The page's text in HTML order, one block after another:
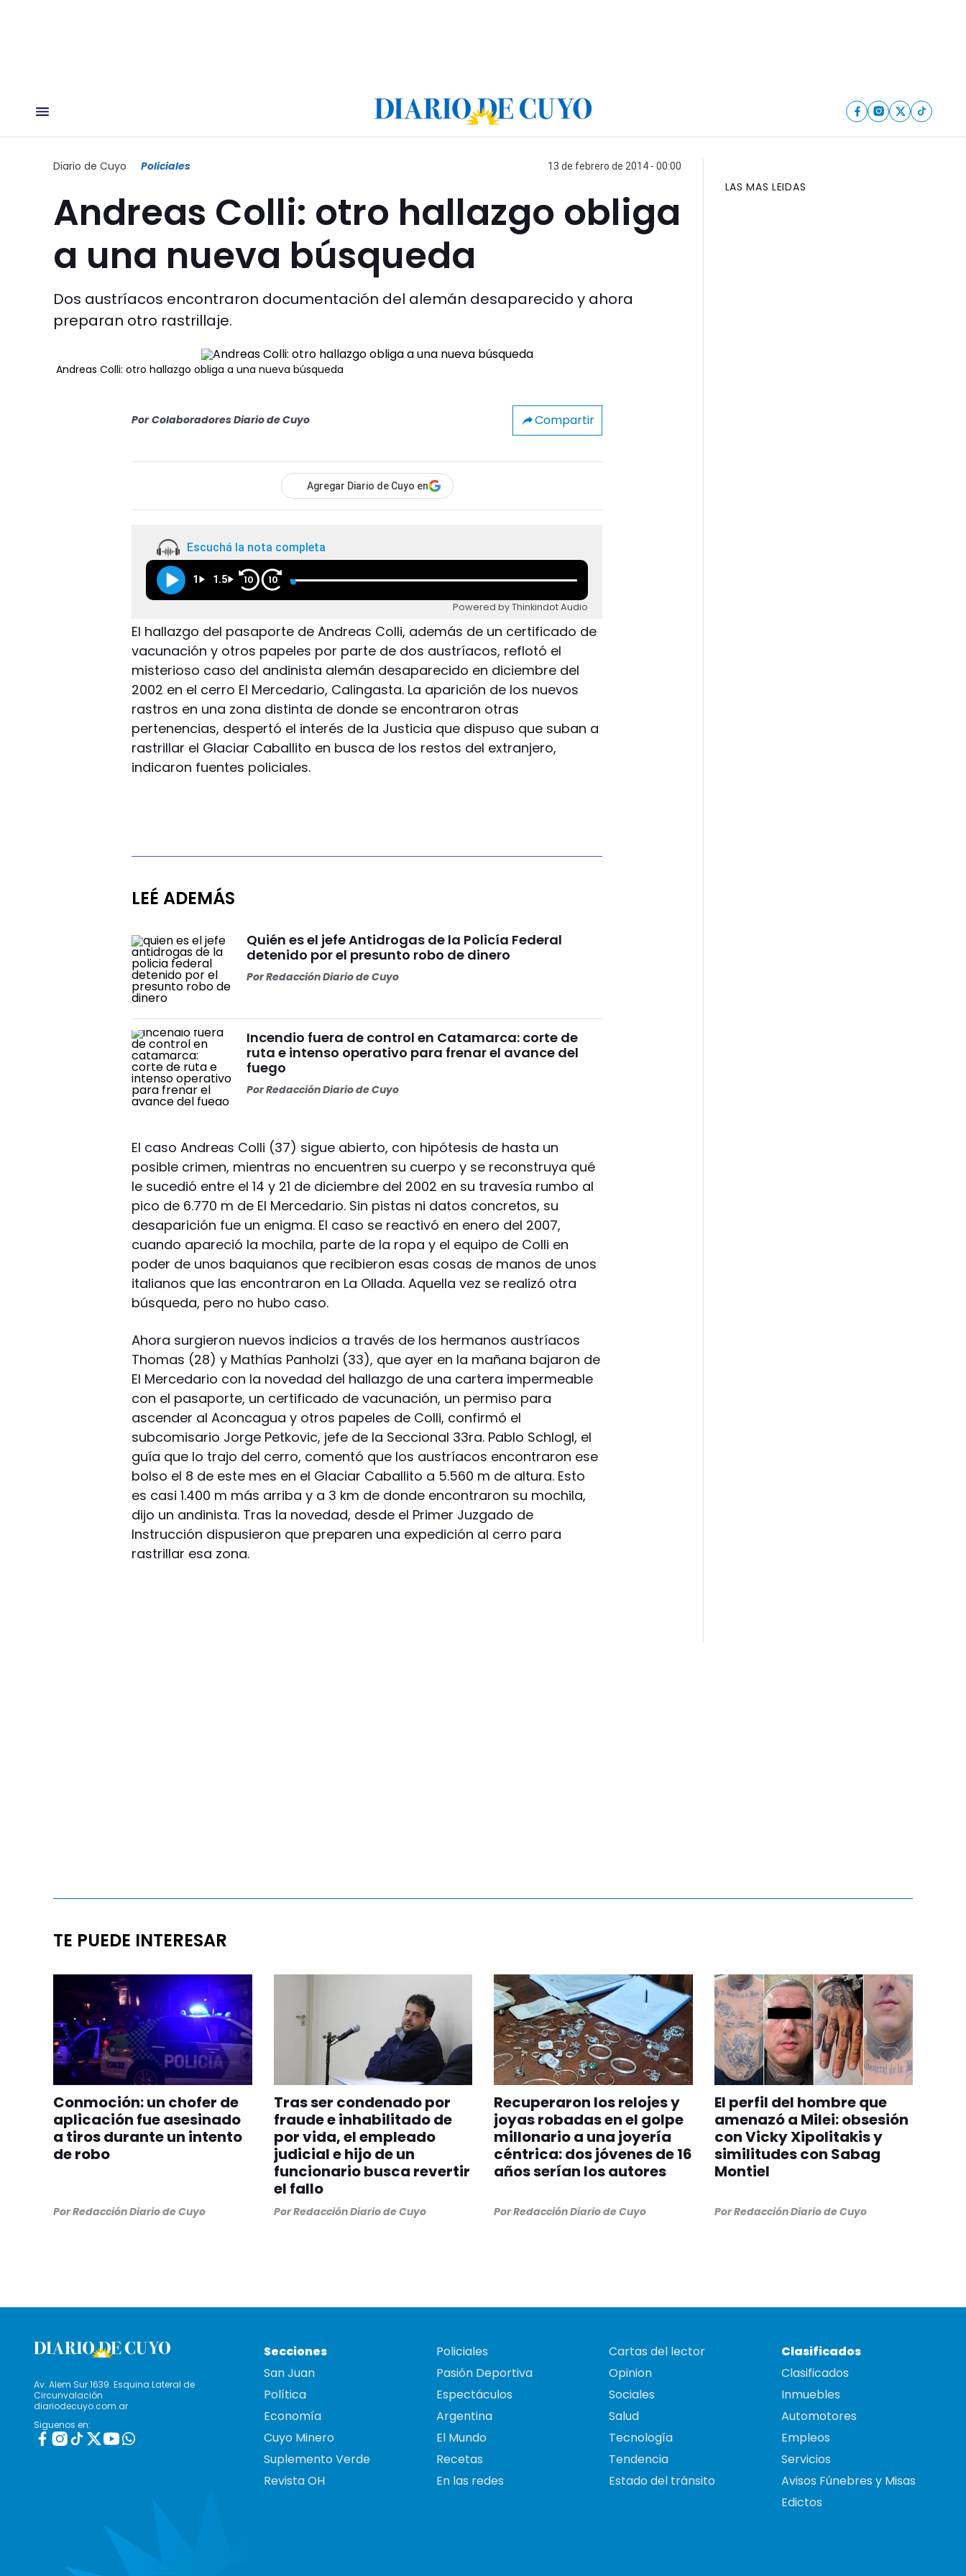
Diario de Cuyo Policiales 13 de febrero de 2014 - 00:00
Andreas Colli: otro hallazgo obliga
a una nueva búsqueda
Dos austríacos encontraron documentación del alemán desaparecido y ahora
preparan otro rastrillaje.
Andreas Colli: otro hallazgo obliga a una nueva búsqueda
Por Colaboradores Diario de Cuyo Compartir
Agregar Diario de Cuyo en
Escuchá la nota completa
1 1.5 10 10
Powered by Thinkindot Audio
El hallazgo del pasaporte de Andreas Colli, además de un certificado de
vacunación y otros papeles por parte de dos austríacos, reflotó el
misterioso caso del andinista alemán desaparecido en diciembre del
2002 en el cerro El Mercedario, Calingasta. La aparición de los nuevos
rastros en una zona distinta de donde se encontraron otras
pertenencias, despertó el interés de la Justicia que dispuso que suban a
rastrillar el Glaciar Caballito en busca de los restos del extranjero,
indicaron fuentes policiales.
LEÉ ADEMÁS
Quién es el jefe Antidrogas de la Policía Federal
detenido por el presunto robo de dinero
PorRedacción Diario de Cuyo
Incendio fuera de control en Catamarca: corte de
ruta e intenso operativo para frenar el avance del
fuego
PorRedacción Diario de Cuyo
El caso Andreas Colli (37) sigue abierto, con hipótesis de hasta un
posible crimen, mientras no encuentren su cuerpo y se reconstruya qué
le sucedió entre el 14 y 21 de diciembre del 2002 en su travesía rumbo al
pico de 6.770 m de El Mercedario. Sin pistas ni datos concretos, su
desaparición fue un enigma. El caso se reactivó en enero del 2007,
cuando apareció la mochila, parte de la ropa y el equipo de Colli en
poder de unos baquianos que recibieron esas cosas de manos de unos
italianos que las encontraron en La Ollada. Aquella vez se realizó otra
búsqueda, pero no hubo caso.
Ahora surgieron nuevos indicios a través de los hermanos austríacos
Thomas (28) y Mathías Panholzi (33), que ayer en la mañana bajaron de
El Mercedario con la novedad del hallazgo de una cartera impermeable
con el pasaporte, un certificado de vacunación, un permiso para
ascender al Aconcagua y otros papeles de Colli, confirmó el
subcomisario Jorge Petkovic, jefe de la Seccional 33ra. Pablo Schlogl, el
guía que lo trajo del cerro, comentó que los austríacos encontraron ese
bolso el 8 de este mes en el Glaciar Caballito a 5.560 m de altura. Esto
es casi 1.400 m más arriba y a 3 km de donde encontraron su mochila,
dijo un andinista. Tras la novedad, desde el Primer Juzgado de
Instrucción dispusieron que preparen una expedición al cerro para
rastrillar esa zona.
LAS MAS LEIDAS
TE PUEDE INTERESAR
Conmoción: un chofer de
aplicación fue asesinado
a tiros durante un intento
de robo
PorRedacción Diario de Cuyo
Tras ser condenado por
fraude e inhabilitado de
por vida, el empleado
judicial e hijo de un
funcionario busca revertir
el fallo
PorRedacción Diario de Cuyo
Recuperaron los relojes y
joyas robadas en el golpe
millonario a una joyería
céntrica: dos jóvenes de 16
años serían los autores
PorRedacción Diario de Cuyo
El perfil del hombre que
amenazó a Milei: obsesión
con Vicky Xipolitakis y
similitudes con Sabag
Montiel
PorRedacción Diario de Cuyo
Av. Alem Sur 1639. Esquina Lateral de
Circunvalación
diariodecuyo.com.ar
Siguenos en:
Secciones
San Juan
Política
Economía
Cuyo Minero
Suplemento Verde
Revista OH
Policiales
Pasión Deportiva
Espectáculos
Argentina
El Mundo
Recetas
En las redes
Cartas del lector
Opinion
Sociales
Salud
Tecnología
Tendencia
Estado del tránsito
Clasificados
Clasificados
Inmuebles
Automotores
Empleos
Servicios
Avisos Fúnebres y Misas
Edictos